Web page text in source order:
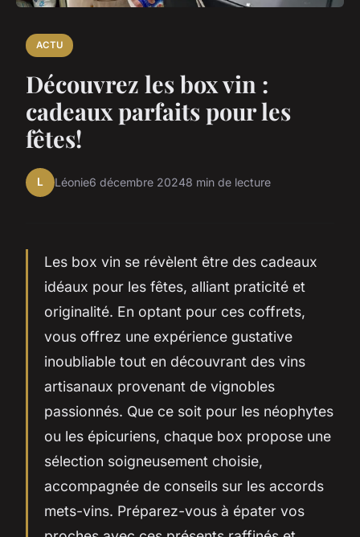
ACTU
Découvrez les box vin :
cadeaux parfaits pour les
fêtes!
L Léonie6 décembre 20248 min de lecture
Les box vin se révèlent être des cadeaux
idéaux pour les fêtes, alliant praticité et
originalité. En optant pour ces coffrets,
vous offrez une expérience gustative
inoubliable tout en découvrant des vins
artisanaux provenant de vignobles
passionnés. Que ce soit pour les néophytes
ou les épicuriens, chaque box propose une
sélection soigneusement choisie,
accompagnée de conseils sur les accords
mets-vins. Préparez-vous à épater vos